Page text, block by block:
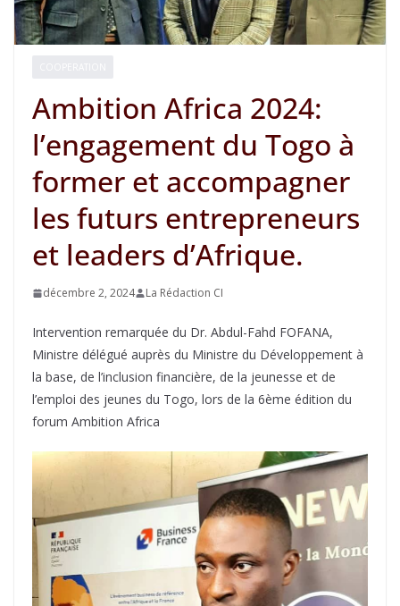
Ambition Africa 2024:
l’engagement du Togo à
former et accompagner
les futurs entrepreneurs
et leaders d’Afrique.
décembre 2, 2024 La Rédaction CI
Intervention remarquée du Dr. Abdul-Fahd FOFANA,
Ministre délégué auprès du Ministre du Développement à
la base, de l’inclusion financière, de la jeunesse et de
l’emploi des jeunes du Togo, lors de la 6ème édition du
forum Ambition Africa